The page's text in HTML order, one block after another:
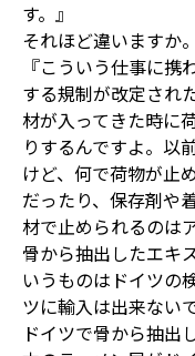
す。』
それほど違いますか。
『こういう仕事に携
する規制が改定され
材が入ってきた時に
りするんですよ。以
けど、何で荷物が止
だったり、保存剤や
材で止められるのは
骨から抽出したエキ
いうものはドイツの
ツに輸入は出来ない
ドイツで骨から抽出